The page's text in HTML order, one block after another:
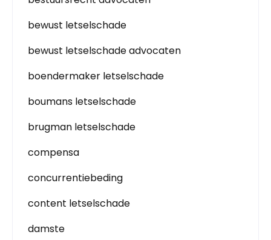
bewust letselschade
bewust letselschade advocaten
boendermaker letselschade
boumans letselschade
brugman letselschade
compensa
concurrentiebeding
content letselschade
damste